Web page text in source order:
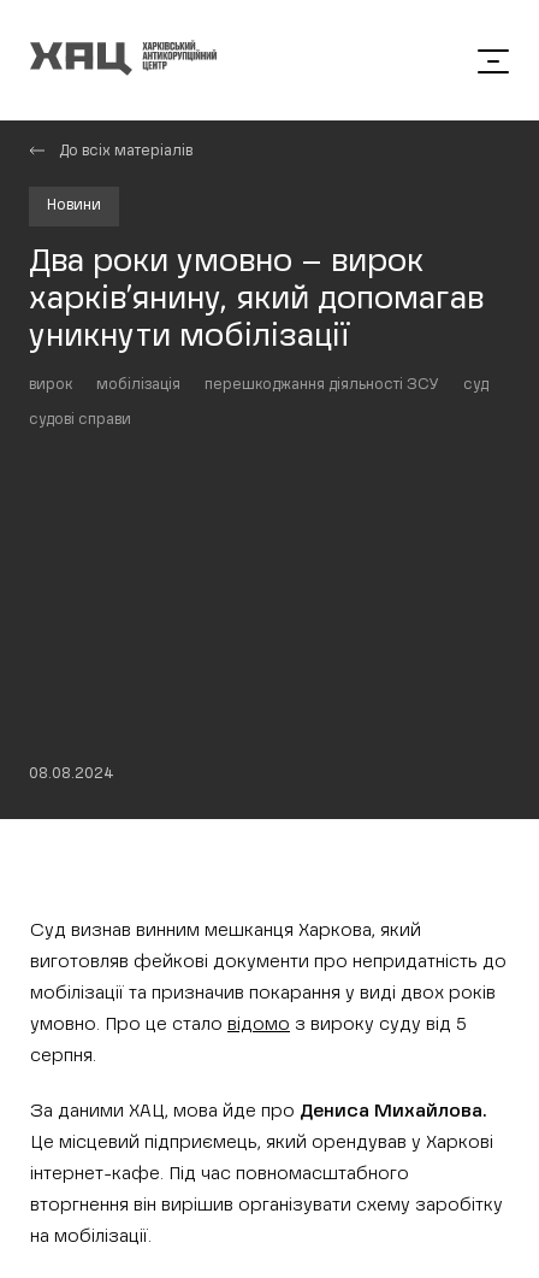
До всіх матеріалів
Новини
Два роки умовно – вирок
харків’янину, який допомагав
уникнути мобілізації
вирок мобілізація перешкоджання діяльності ЗСУ суд
судові справи
08.08.2024
Суд визнав винним мешканця Харкова, який
виготовляв фейкові документи про непридатність до
мобілізації та призначив покарання у виді двох років
умовно. Про це стало відомо з вироку суду від 5
серпня.
За даними ХАЦ, мова йде про Дениса Михайлова.
Це місцевий підприємець, який орендував у Харкові
інтернет-кафе. Під час повномасштабного
вторгнення він вирішив організувати схему заробітку
на мобілізації.